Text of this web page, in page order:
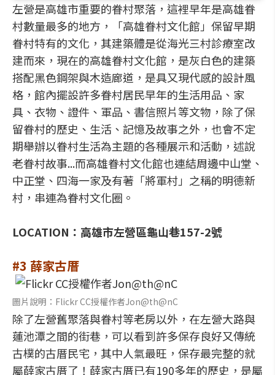
左營是高雄市重要的眷村聚落，這裡早年是高雄眷
村數量最多的地方，「高雄眷村文化館」保留早期
眷村特有的文化，其建築體是從海光三村診療室改
建而來，現在的高雄眷村文化館，是灰白色的建築
搭配黑色鋼架與木造廊道，是具又現代感的設計風
格，館內擺設許多眷村居民早年的生活用品、家
具、衣物、證件、軍品、書信照片等文物，除了保
留眷村的歷史、生活、記憶及故事之外，也會不定
期舉辦以眷村生活為主題的各種展示和活動，述說
老眷村故事...而高雄眷村文化館也連結周邊中山堂、
中正堂、四海一家及有著「將軍村」之稱的明德新
村，串連為眷村文化圈。
LOCATION：高雄市左營區龜山巷157-2號
#3 薛家古厝
圖片說明：Flickr CC授權作者Jon@th@nC
除了左營舊聚落與眷村等老房以外，在左營大路與
蓮池潭之間的街巷，可以看到許多保存良好又傳統
古樸的古厝民宅，其中人氣最旺，保存最完整的就
屬薛家古厝了！薛家古厝已有190多年的歷史，是屬